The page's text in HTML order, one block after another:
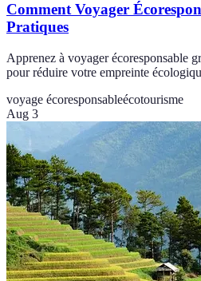
Comment Voyager
Pratiques
Apprenez à voyager écoresponsable
pour réduire votre empreinte
voyage écoresponsableécotourisme
Aug 3